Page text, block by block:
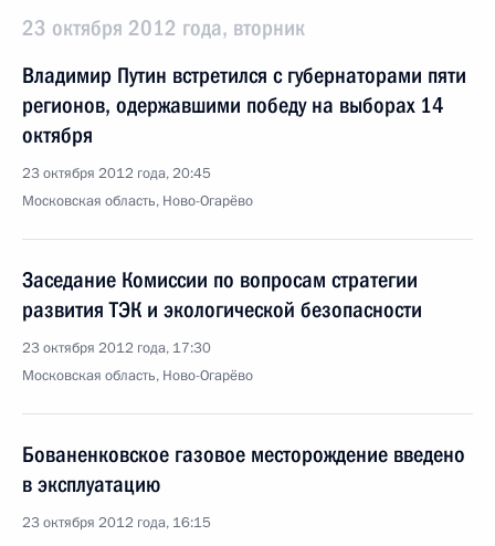
23 октября 2012 года, вторник
Владимир Путин встретился с губернаторами пяти
регионов, одержавшими победу на выборах 14
октября
23 октября 2012 года, 20:45
Московская область, Ново-Огарёво
Заседание Комиссии по вопросам стратегии
развития ТЭК и экологической безопасности
23 октября 2012 года, 17:30
Московская область, Ново-Огарёво
Бованенковское газовое месторождение введено
в эксплуатацию
23 октября 2012 года, 16:15